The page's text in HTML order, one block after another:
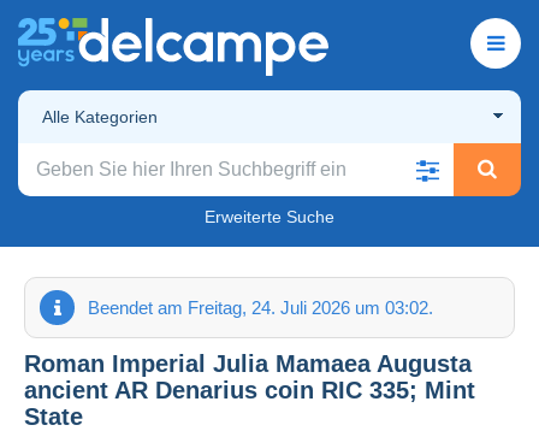
Alle Kategorien
Erweiterte Suche
Beendet am Freitag, 24. Juli 2026 um 03:02.
Roman Imperial Julia Mamaea Augusta
ancient AR Denarius coin RIC 335; Mint
State